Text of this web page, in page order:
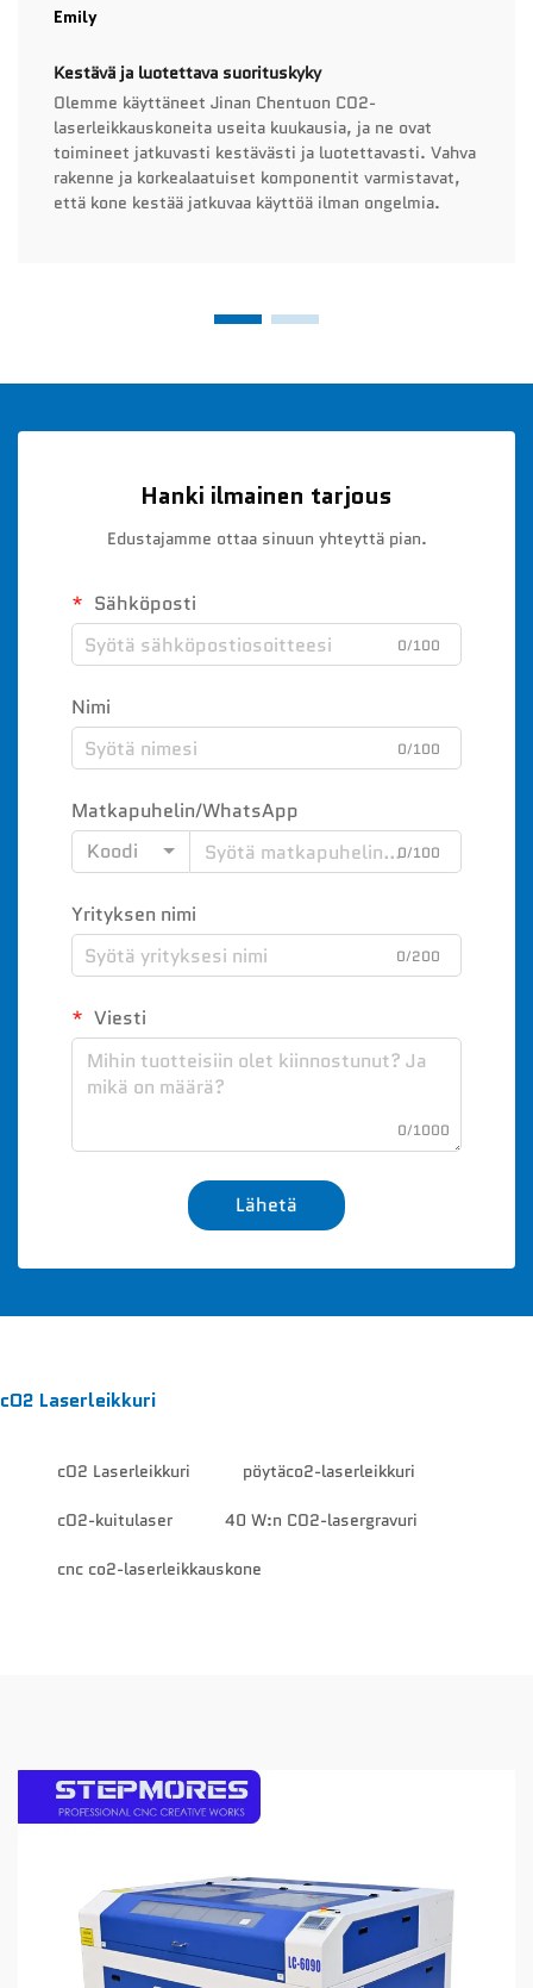
Emily
Kestävä ja luotettava suorituskyky
Olemme käyttäneet Jinan Chentuon CO2-
laserleikkauskoneita useita kuukausia, ja ne ovat
toimineet jatkuvasti kestävästi ja luotettavasti. Vahva
rakenne ja korkealaatuiset komponentit varmistavat,
että kone kestää jatkuvaa käyttöä ilman ongelmia.
Hanki ilmainen tarjous
Edustajamme ottaa sinuun yhteyttä pian.
Sähköposti
0/100
Nimi
0/100
Matkapuhelin/WhatsApp
Koodi
0/100
Yrityksen nimi
0/200
Viesti
0/1000
Lähetä
cO2 Laserleikkuri
cO2 Laserleikkuri pöytäco2-laserleikkuri
cO2-kuitulaser 40 W:n CO2-lasergravuri
cnc co2-laserleikkauskone